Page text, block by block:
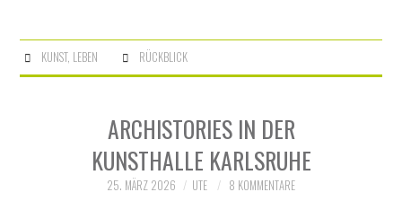
KUNST, LEBEN RÜCKBLICK
ARCHISTORIES IN DER
KUNSTHALLE KARLSRUHE
25. MÄRZ 2026 UTE 8 KOMMENTARE